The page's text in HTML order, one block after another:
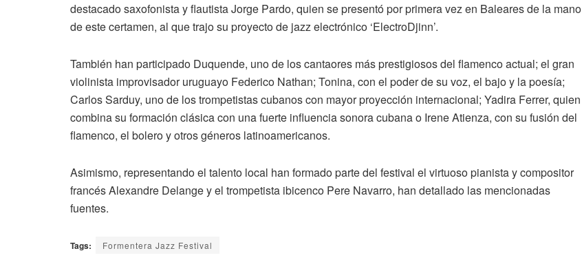
destacado saxofonista y flautista Jorge Pardo, quien se presentó por primera vez en Baleares de la mano
de este certamen, al que trajo su proyecto de jazz electrónico ‘ElectroDjinn’.
También han participado Duquende, uno de los cantaores más prestigiosos del flamenco actual; el gran
violinista improvisador uruguayo Federico Nathan; Tonina, con el poder de su voz, el bajo y la poesía;
Carlos Sarduy, uno de los trompetistas cubanos con mayor proyección internacional; Yadira Ferrer, quien
combina su formación clásica con una fuerte influencia sonora cubana o Irene Atienza, con su fusión del
flamenco, el bolero y otros géneros latinoamericanos.
Asimismo, representando el talento local han formado parte del festival el virtuoso pianista y compositor
francés Alexandre Delange y el trompetista ibicenco Pere Navarro, han detallado las mencionadas
fuentes.
Tags: Formentera Jazz Festival